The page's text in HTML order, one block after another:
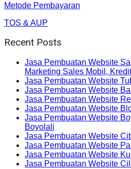
Metode Pembayaran
TOS & AUP
Recent Posts
Jasa Pembuatan Website
Marketing Sales Mobil,
Jasa Pembuatan Website
Jasa Pembuatan Website
Jasa Pembuatan Website
Jasa Pembuatan Website
Jasa Pembuatan Website
Boyolali
Jasa Pembuatan Website
Jasa Pembuatan Website
Jasa Pembuatan Website
Jasa Pembuatan Website